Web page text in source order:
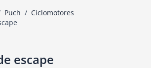
Puch / Ciclomotores
escape